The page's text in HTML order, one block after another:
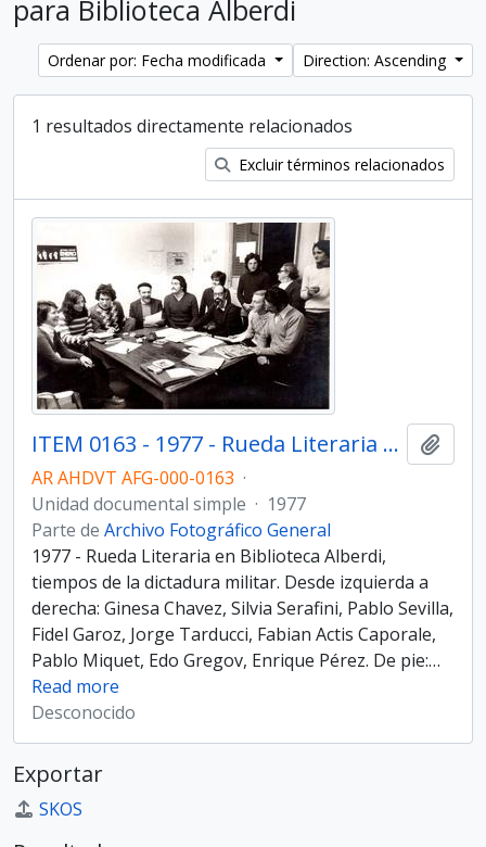
para Biblioteca Alberdi
Ordenar por: Fecha modificada Direction: Ascending
1 resultados directamente relacionados
Excluir términos relacionados
ITEM 0163 - 1977 - Rueda Literaria en Biblioteca Alberdi.
AR AHDVT AFG-000-0163 ·
Unidad documental simple · 1977
Parte de Archivo Fotográfico General
1977 - Rueda Literaria en Biblioteca Alberdi,
tiempos de la dictadura militar. Desde izquierda a
derecha: Ginesa Chavez, Silvia Serafini, Pablo Sevilla,
Fidel Garoz, Jorge Tarducci, Fabian Actis Caporale,
Pablo Miquet, Edo Gregov, Enrique Pérez. De pie:…
Read more
Desconocido
Exportar
SKOS